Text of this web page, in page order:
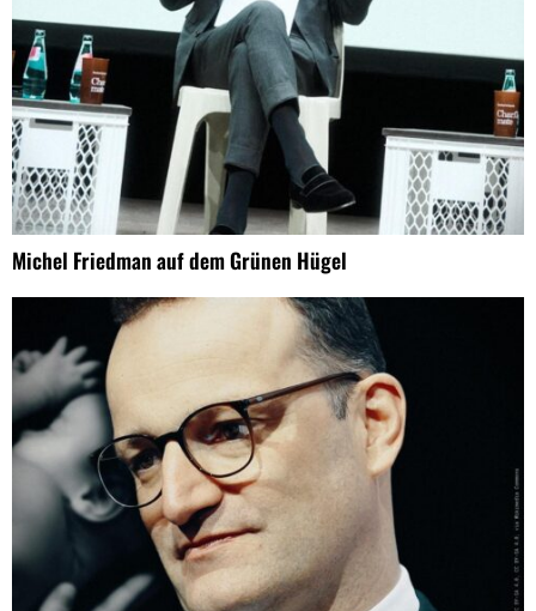
Michel Friedman auf dem Grünen Hügel